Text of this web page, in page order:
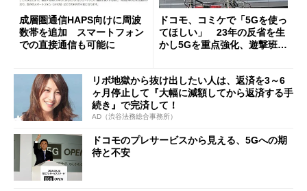
成層圏通信HAPS向けに周波
数帯を追加 スマートフォン
での直接通信も可能に
ドコモ、コミケで「5Gを使っ
てほしい」 23年の反省を生
かし5Gを重点強化、遊撃班
リボ地獄から抜け出したい人は、返済を3～6
ヶ月停止して『大幅に減額してから返済する手
続き』で完済して！
AD（渋谷法務総合事務所）
ドコモのプレサービスから見える、5Gへの期
待と不安